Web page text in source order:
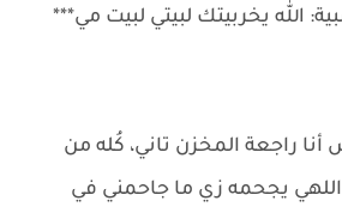
الله يخربيتك لبيتي لبيت مي***
راجعة المخزن تاني، كُله من
يجحمه زي ما جاحمني في